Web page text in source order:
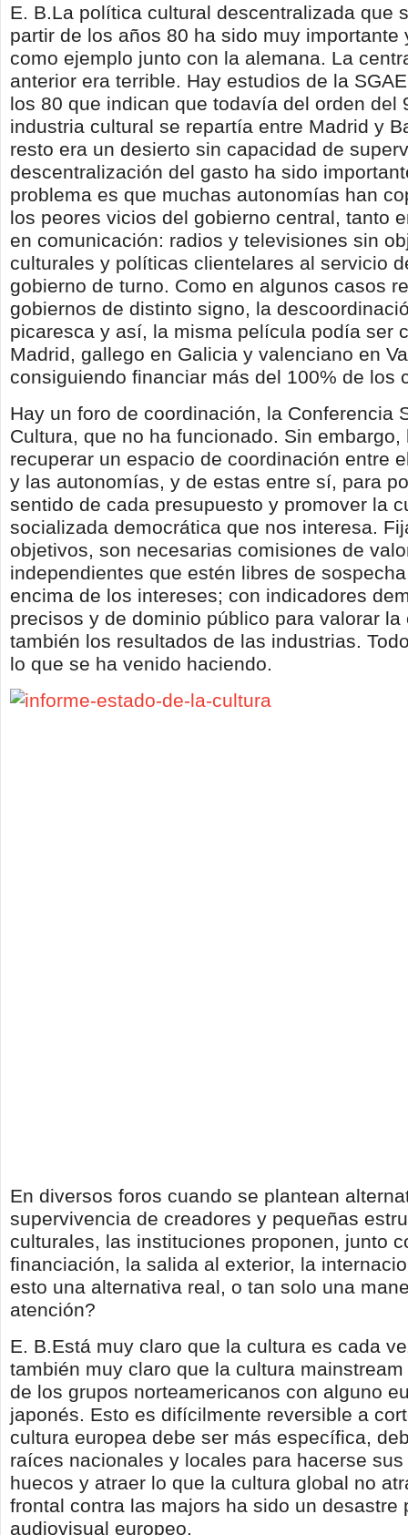
E. B.La política cultural descentralizada que
partir de los años 80 ha sido muy importante
como ejemplo junto con la alemana. La
anterior era terrible. Hay estudios de la
los 80 que indican que todavía del orden del
industria cultural se repartía entre Madrid y
resto era un desierto sin capacidad de
descentralización del gasto ha sido
problema es que muchas autonomías han
los peores vicios del gobierno central, tanto
en comunicación: radios y televisiones sin
culturales y políticas clientelares al servicio
gobierno de turno. Como en algunos casos
gobiernos de distinto signo, la
picaresca y así, la misma película podía ser
Madrid, gallego en Galicia y valenciano en
consiguiendo financiar más del 100% de los
Hay un foro de coordinación, la Conferencia
Cultura, que no ha funcionado. Sin embargo,
recuperar un espacio de coordinación entre
y las autonomías, y de estas entre sí, para
sentido de cada presupuesto y promover la
socializada democrática que nos interesa.
objetivos, son necesarias comisiones de
independientes que estén libres de
encima de los intereses; con indicadores
precisos y de dominio público para valorar la
también los resultados de las industrias.
lo que se ha venido haciendo.
En diversos foros cuando se plantean
supervivencia de creadores y pequeñas
culturales, las instituciones proponen, junto
financiación, la salida al exterior, la
esto una alternativa real, o tan solo una
atención?
E. B.Está muy claro que la cultura es cada
también muy claro que la cultura
de los grupos norteamericanos con alguno
japonés. Esto es difícilmente reversible a
cultura europea debe ser más específica,
raíces nacionales y locales para hacerse
huecos y atraer lo que la cultura global no
frontal contra las majors ha sido un desastre
audiovisual europeo.